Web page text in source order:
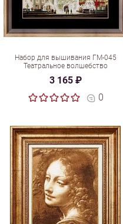
Набор для вышивания ГМ-045
Театральное волшебство
3 165 ₽
0